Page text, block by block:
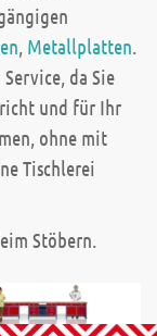
, Metallplatten.
da Sie
und für Ihr
ohne mit
Tischlerei
Stöbern.